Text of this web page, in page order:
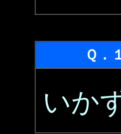
Ｑ．
いか